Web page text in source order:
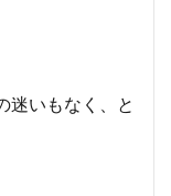
迷いもなく、と